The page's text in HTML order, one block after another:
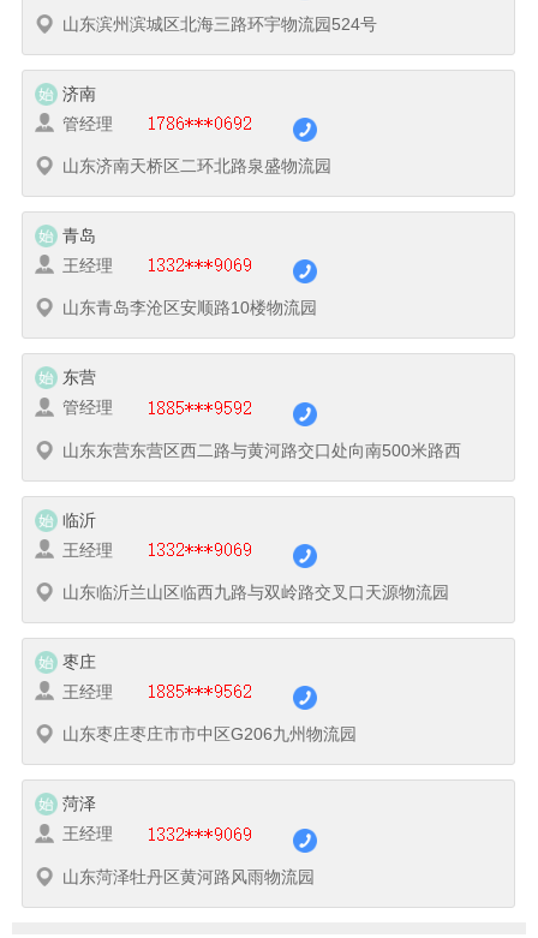
山东滨州滨城区北海三路环宇物流园524号
济南
管经理
山东济南天桥区二环北路泉盛物流园
青岛
王经理
山东青岛李沧区安顺路10楼物流园
东营
管经理
山东东营东营区西二路与黄河路交口处向南500米路西
临沂
王经理
山东临沂兰山区临西九路与双岭路交叉口天源物流园
枣庄
王经理
山东枣庄枣庄市市中区G206九州物流园
菏泽
王经理
山东菏泽牡丹区黄河路风雨物流园